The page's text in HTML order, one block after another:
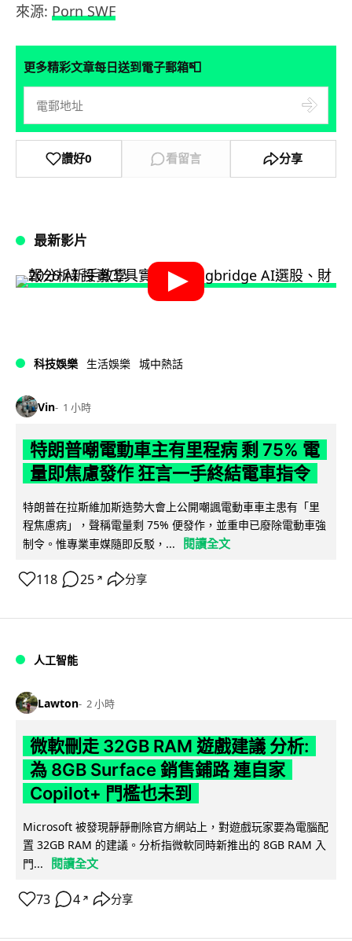
來源: Porn SWF
更多精彩文章每日送到電子郵箱📮
讚好0 看留言 分享
最新影片
科技娛樂 生活娛樂 城中熱話
Vin 1 小時
特朗普嘲電動車主有里程病 剩 75% 電
量即焦慮發作 狂言一手終結電車指令
特朗普在拉斯維加斯造勢大會上公開嘲諷電動車車主患有「里
程焦慮病」，聲稱電量剩 75% 便發作，並重申已廢除電動車強
制令。惟專業車媒隨即反駁，...
閱讀全文
118 25 ↗ 分享
人工智能
Lawton 2 小時
微軟刪走 32GB RAM 遊戲建議 分析:
為 8GB Surface 銷售鋪路 連自家
Copilot+ 門檻也未到
Microsoft 被發現靜靜刪除官方網站上，對遊戲玩家要為電腦配
置 32GB RAM 的建議。分析指微軟同時新推出的 8GB RAM 入
門...
閱讀全文
73 4 ↗ 分享